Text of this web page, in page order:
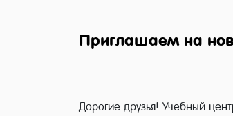
Приглашаем на
Дорогие друзья! Учебный